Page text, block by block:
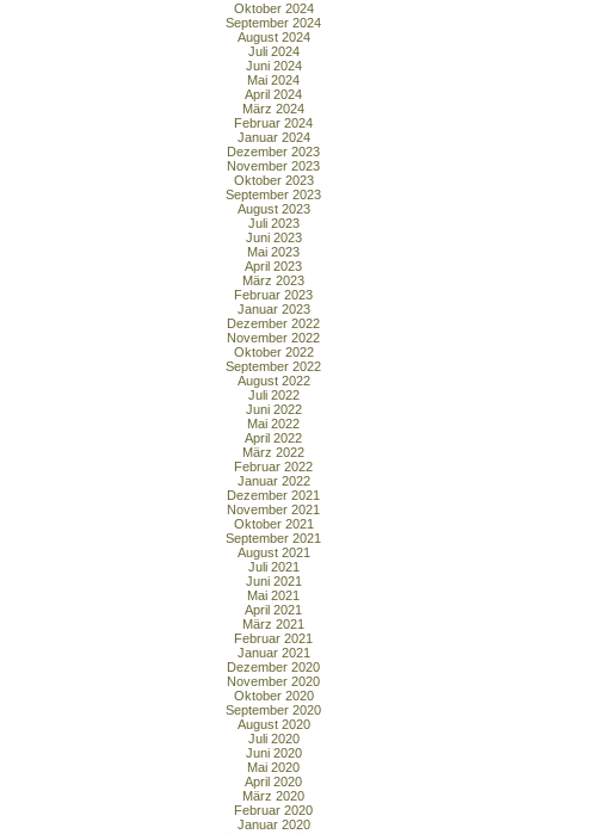
Oktober 2024
September 2024
August 2024
Juli 2024
Juni 2024
Mai 2024
April 2024
März 2024
Februar 2024
Januar 2024
Dezember 2023
November 2023
Oktober 2023
September 2023
August 2023
Juli 2023
Juni 2023
Mai 2023
April 2023
März 2023
Februar 2023
Januar 2023
Dezember 2022
November 2022
Oktober 2022
September 2022
August 2022
Juli 2022
Juni 2022
Mai 2022
April 2022
März 2022
Februar 2022
Januar 2022
Dezember 2021
November 2021
Oktober 2021
September 2021
August 2021
Juli 2021
Juni 2021
Mai 2021
April 2021
März 2021
Februar 2021
Januar 2021
Dezember 2020
November 2020
Oktober 2020
September 2020
August 2020
Juli 2020
Juni 2020
Mai 2020
April 2020
März 2020
Februar 2020
Januar 2020